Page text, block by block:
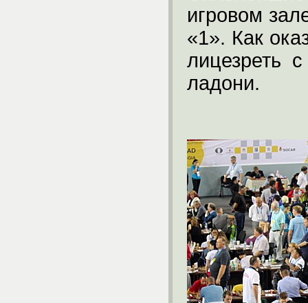
игровом
«1». Как
лицезреть
ладони.